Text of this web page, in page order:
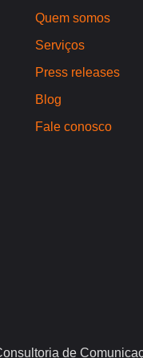
Quem somos
Serviços
Press releases
Blog
Fale conosco
de